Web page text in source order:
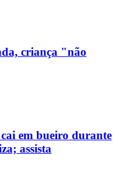
criança "não
em bueiro durante
assista